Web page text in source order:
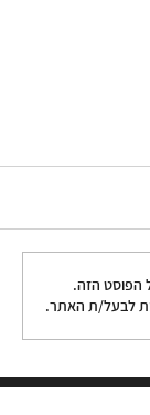
העצמת
הפוסט הזה.
לבעל/ת האתר.